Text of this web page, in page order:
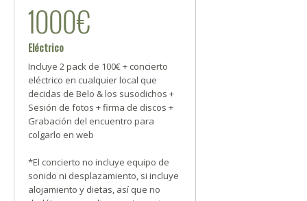
1000€
Eléctrico
Incluye 2 pack de 100€ + concierto
eléctrico en cualquier local que
decidas de Belo & los susodichos +
Sesión de fotos + firma de discos +
Grabación del encuentro para
colgarlo en web
*El concierto no incluye equipo de
sonido ni desplazamiento, si incluye
alojamiento y dietas, así que no